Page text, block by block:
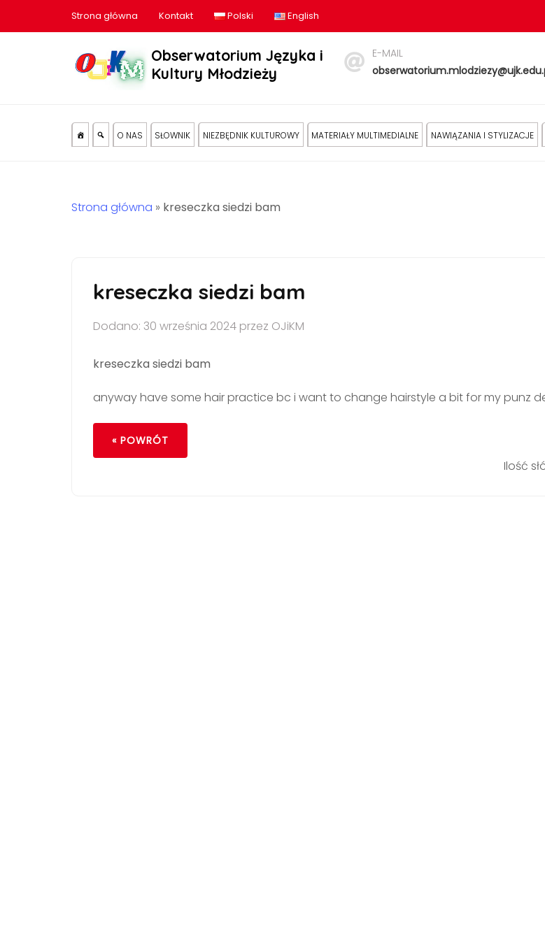
Strona główna Kontakt Polski English
Obserwatorium Języka i
Kultury Młodzieży
E-MAIL
O NAS SŁOWNIK NIEZBĘDNIK KULTUROWY MATERIAŁY MULTIMEDIALNE NAWIĄZANIA I STYLIZACJE
Strona główna » kreseczka siedzi bam
kreseczka siedzi bam
Dodano: 30 września 2024 przez OJiKM
kreseczka siedzi bam
anyway have some hair practice bc i want to change hairstyle a bit for my punz
« POWRÓT
Ilość